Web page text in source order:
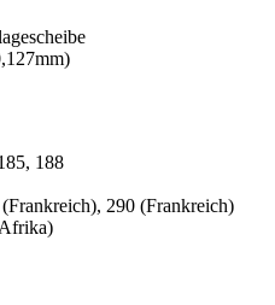
188
290 (Frankreich)